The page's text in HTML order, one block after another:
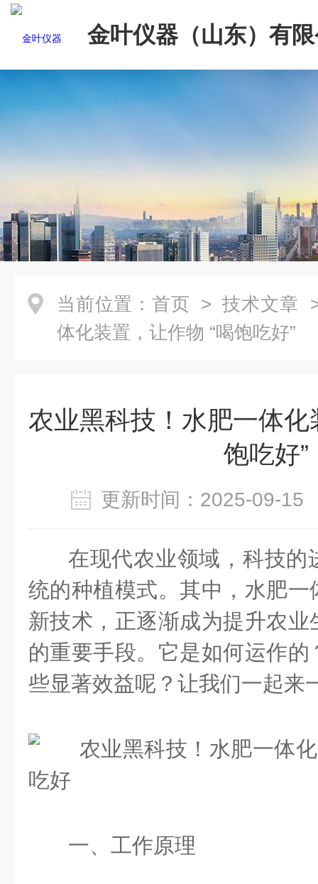
金叶仪器（山东）有
当前位置： 首页 > 技术文章
体化装置，让作物 “喝饱吃好”
农业黑科技！水肥一体化
饱吃好”
更新时间：2025-09-
在现代农业领域，科技的
统的种植模式。其中，水肥
新技术，正逐渐成为提升农
的重要手段。它是如何运作
些显著效益呢？让我们一起来
一、工作原理